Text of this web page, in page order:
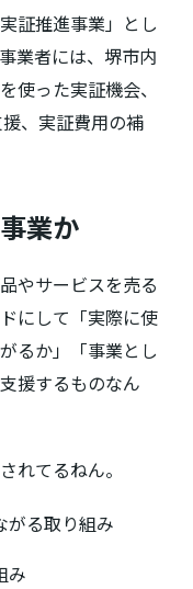
証推進事業」とし
業者には、堺市内
使った実証機会、
、実証費用の補
業か
やサービスを売る
にして「実際に使
るか」「事業とし
援するものなん
れてるねん。
がる取り組み
み